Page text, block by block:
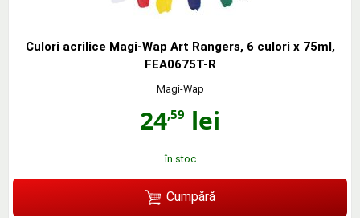
Culori acrilice Magi-Wap Art Rangers, 6 culori x 75ml,
FEA0675T-R
Magi-Wap
24,59 lei
în stoc
Cumpără